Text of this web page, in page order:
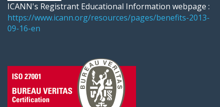
ICANN's Registrant Educational Information webpage :
https://www.icann.org/resources/pages/benefits-2013-
09-16-en